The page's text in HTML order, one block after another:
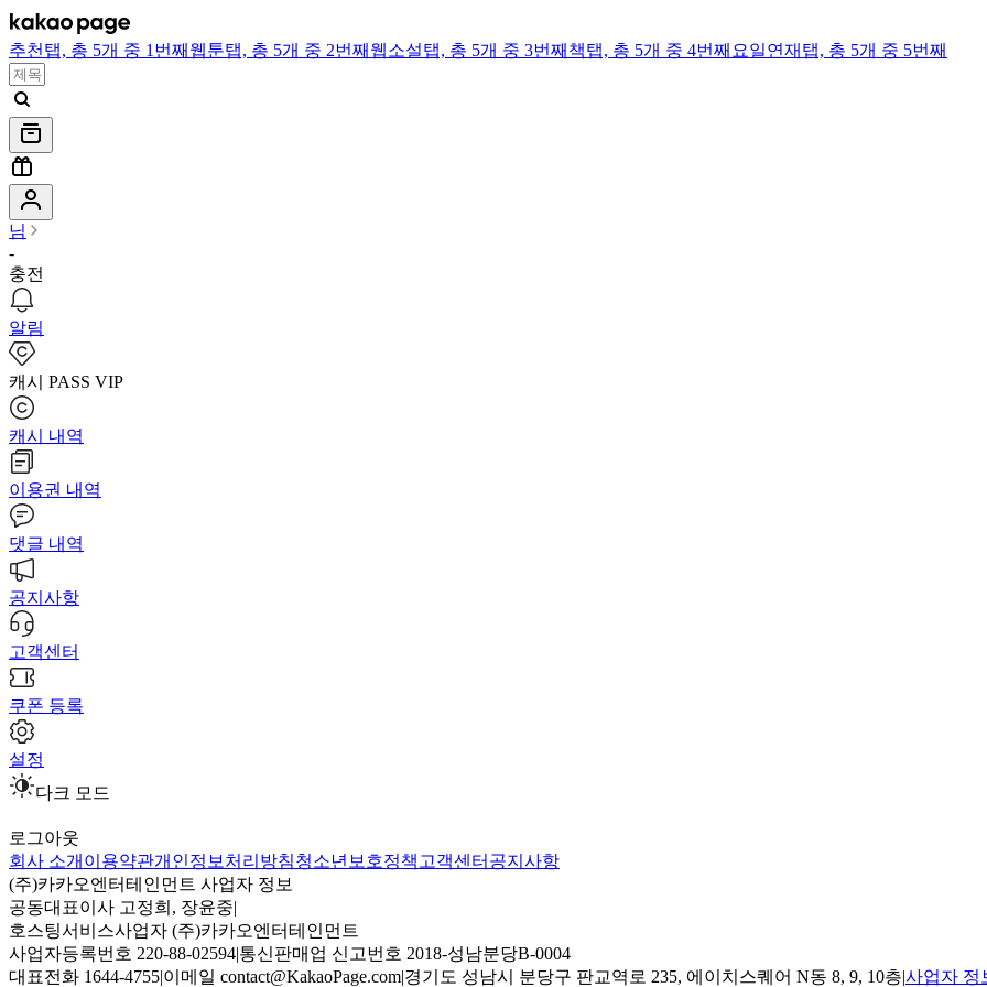
추천 탭, 총 5개 중 1번째 웹툰탭, 총 5개 중 2번째 웹소설탭, 총 5개 중 3번째 책탭, 총 5개 중 4번째 요일연재 탭, 총 5개 중 5번째
님
-
충전
알림
캐시 PASS VIP
캐시 내역
이용권 내역
댓글 내역
공지사항
고객센터
쿠폰 등록
설정
다크 모드
로그아웃
회사 소개 이용약관개인정보처리방침청소년보호정책 고객센터 공지사항
(주)카카오엔터테인먼트 사업자 정보
공동대표이사 고정희, 장윤중|
호스팅서비스사업자 (주)카카오엔터테인먼트
사업자등록번호 220-88-02594|통신판매업 신고번호 2018-성남분당B-0004
대표전화 1644-4755|이메일 contact@KakaoPage.com|경기도 성남시 분당구 판교역로 235, 에이치스퀘어 N동 8, 9, 10층|사업자 정